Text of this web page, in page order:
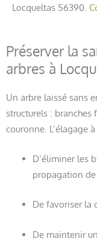
Locqueltas 56390.
Préserver la
arbres à
Un arbre laissé sans
structurels :
couronne. L’élagage
D’éliminer les
propagation de
De favoriser la
De maintenir